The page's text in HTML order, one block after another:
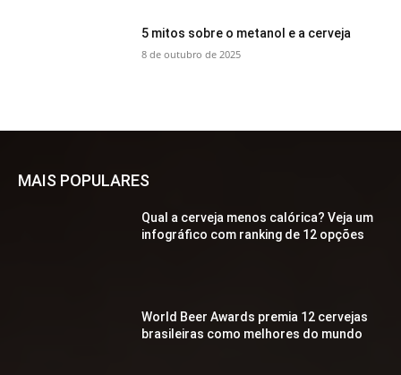
5 mitos sobre o metanol e a cerveja
8 de outubro de 2025
MAIS POPULARES
Qual a cerveja menos calórica? Veja um
infográfico com ranking de 12 opções
World Beer Awards premia 12 cervejas
brasileiras como melhores do mundo